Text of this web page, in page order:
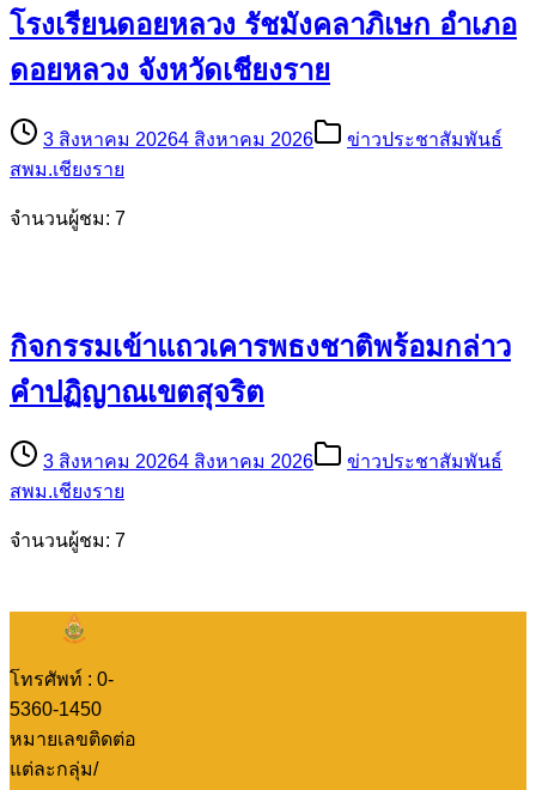
โรงเรียนดอยหลวง รัชมังคลาภิเษก อำเภอ
ดอยหลวง จังหวัดเชียงราย
3 สิงหาคม 20264 สิงหาคม 2026
ข่าวประชาสัมพันธ์
สพม.เชียงราย
จำนวนผู้ชม: 7
กิจกรรมเข้าแถวเคารพธงชาติพร้อมกล่าว
คำปฏิญาณเขตสุจริต
3 สิงหาคม 20264 สิงหาคม 2026
ข่าวประชาสัมพันธ์
สพม.เชียงราย
จำนวนผู้ชม: 7
โทรศัพท์ : 0-
5360-1450
หมายเลขติดต่อ
แต่ละกลุ่ม/